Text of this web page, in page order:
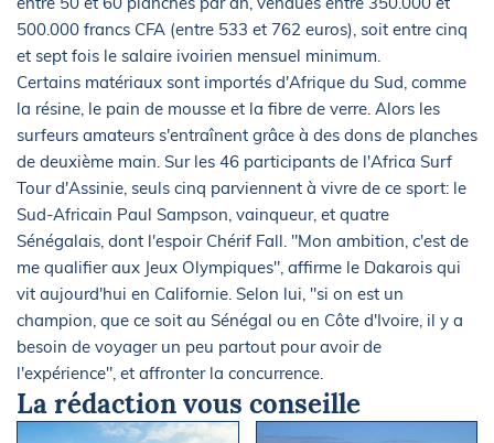
500.000 francs CFA (entre 533 et 762 euros), soit entre cinq
et sept fois le salaire ivoirien mensuel minimum.
Certains matériaux sont importés d'Afrique du Sud, comme
la résine, le pain de mousse et la fibre de verre. Alors les
surfeurs amateurs s'entraînent grâce à des dons de planches
de deuxième main. Sur les 46 participants de l'Africa Surf
Tour d'Assinie, seuls cinq parviennent à vivre de ce sport: le
Sud-Africain Paul Sampson, vainqueur, et quatre
Sénégalais, dont l'espoir Chérif Fall. "Mon ambition, c'est de
me qualifier aux Jeux Olympiques", affirme le Dakarois qui
vit aujourd'hui en Californie. Selon lui, "si on est un
champion, que ce soit au Sénégal ou en Côte d'Ivoire, il y a
besoin de voyager un peu partout pour avoir de
l'expérience", et affronter la concurrence.
La rédaction vous conseille